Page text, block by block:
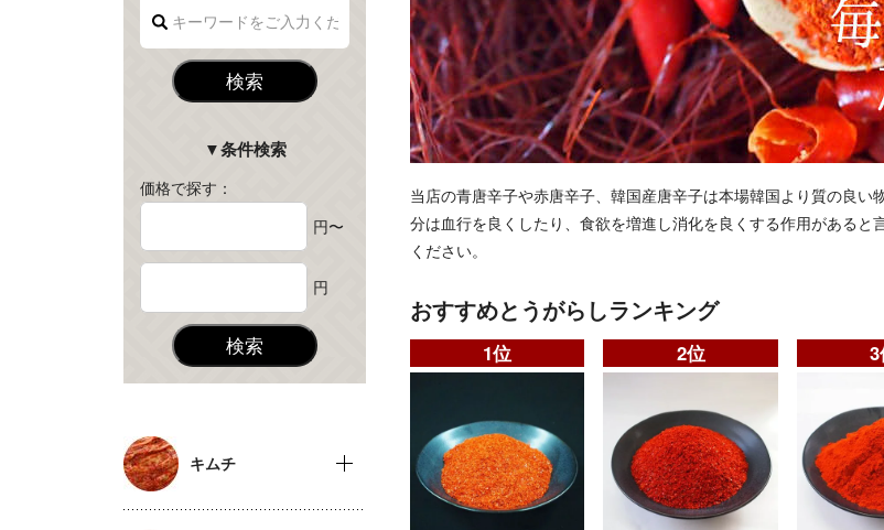
検索
▼条件検索
価格で探す：
円〜
円
検索
キムチ
当店の青唐辛子や赤唐辛子、韓国産唐辛子は本場韓国より質の良
分は血行を良くしたり、食欲を増進し消化を良くする作用がある
ください。
おすすめとうがらしランキング
1位 2位